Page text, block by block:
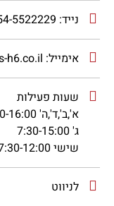
נייד: 5522229
אימייל: h6.co.il
שעות פעילות
א',ב',ד',ה' 7:30-16:00
ג' 7:30-15:00
שישי 7:30-12:00
לניווט